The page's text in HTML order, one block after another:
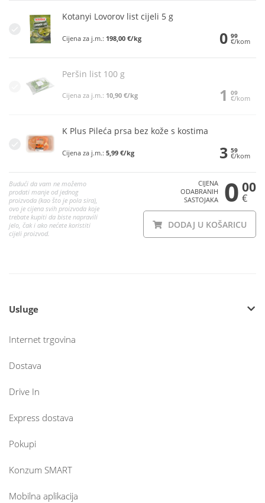
Kotanyi Lovorov list cijeli 5 g
Cijena za j.m.: 198,00 €/kg 0 99
€/kom
Peršin list 100 g
Cijena za j.m.: 10,90 €/kg 1 09
€/kom
K Plus Pileća prsa bez kože s kostima
Cijena za j.m.: 5,99 €/kg 3 59
€/kom
Budući da vam ne možemo
prodati manje od jednog
proizvoda (kao što je pola sira),
ovo je cijena svih proizvoda koje
trebate kupiti da biste napravili
jelo, čak i ako nećete koristiti
cijeli proizvod.
CIJENA
ODABRANIH
SASTOJAKA
0 00
€
DODAJ U KOŠARICU
Usluge
Internet trgovina
Dostava
Drive In
Express dostava
Pokupi
Konzum SMART
Mobilna aplikacija